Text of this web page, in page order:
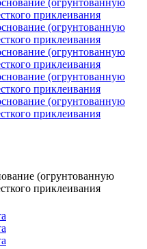
(огрунтованную
приклеивания